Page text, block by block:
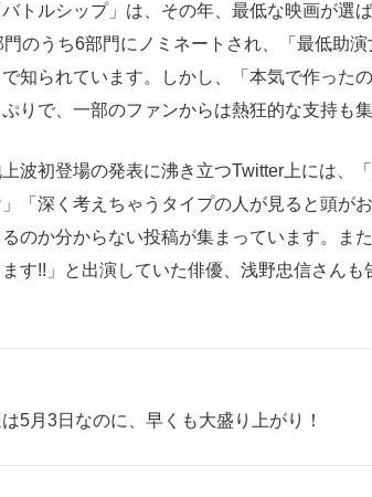
トルシップ」は、その年、最低な映画が選
門のうち6部門にノミネートされ、「最低助
で知られています。しかし、「本気で作った
ぷりで、一部のファンからは熱狂的な支持も集
波初登場の発表に沸き立つTwitter上には、
「深く考えちゃうタイプの人が見ると頭が
るのか分からない投稿が集まっています。ま
す!!」と出演していた俳優、浅野忠信さん
5月3日なのに、早くも大盛り上がり！